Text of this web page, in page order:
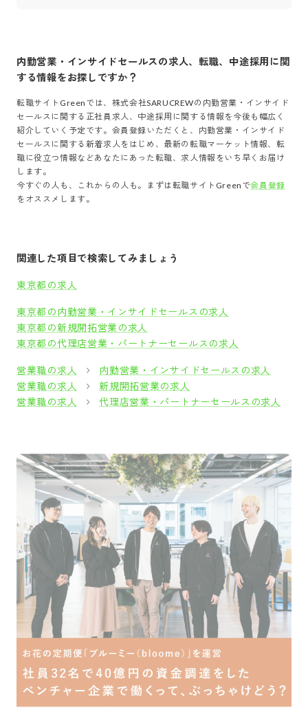
内勤営業・インサイドセールスの求人、転職、中途採用に関
する情報をお探しですか？
転職サイトGreenでは、 株式会社SARUCREWの 内勤営業・インサイド
セールス に関する正社員求人、中途採用に関する情報を今後も幅広く
紹介していく予定です。会員登録いただくと、 内勤営業・インサイド
セールス に関する新着求人をはじめ、最新の転職マーケット情報、転
職に役立つ情報などあなたにあった転職、求人情報をいち早くお届け
します。
今すぐの人も、これからの人も。まずは転職サイトGreenで会員登録
をオススメします。
関連した項目で検索してみましょう
東京都の求人
東京都の内勤営業・インサイドセールスの求人
東京都の新規開拓営業の求人
東京都の代理店営業・パートナーセールスの求人
営業職の求人
内勤営業・インサイドセールスの求人
営業職の求人
新規開拓営業の求人
営業職の求人
代理店営業・パートナーセールスの求人
採用をお考えの方 運営会社プライバシーポリシーセキュリティポリシー
利用者情報の外部送信
利用規約 よくある質問 サイトマップ Green Identity
Copyright© Atrae, Inc. All Right Reserved.
転職サイトGreen 営業職の求人 内勤営業・インサイドセールスの求
【人は、環境で化ける】昨年比200%成長の新規事業・立ち上げメンバー募集。今くすぶ